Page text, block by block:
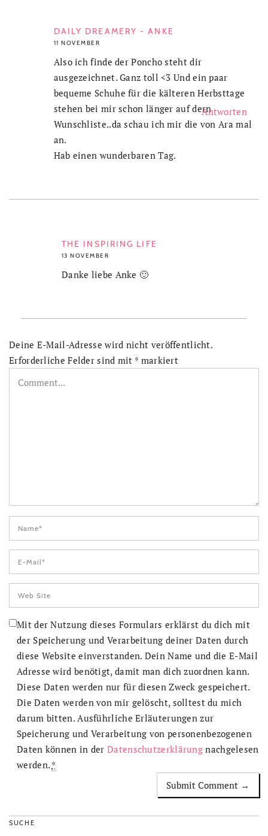
DAILY DREAMERY - ANKE
11 NOVEMBER
Also ich finde der Poncho steht dir
ausgezeichnet. Ganz toll <3 Und ein paar
bequeme Schuhe für die kälteren Herbsttage
stehen bei mir schon länger auf dern
Wunschliste..da schau ich mir die von Ara mal
an.
Hab einen wunderbaren Tag.
THE INSPIRING LIFE
13 NOVEMBER
Antworten
Danke liebe Anke 🙂
Deine E-Mail-Adresse wird nicht veröffentlicht.
Erforderliche Felder sind mit * markiert
Mit der Nutzung dieses Formulars erklärst du dich mit
der Speicherung und Verarbeitung deiner Daten durch
diese Website einverstanden. Dein Name und die E-Mail
Adresse wird benötigt, damit man dich zuordnen kann.
Diese Daten werden nur für diesen Zweck gespeichert.
Die Daten werden von mir gelöscht, solltest du mich
darum bitten. Ausführliche Erläuterungen zur
Speicherung und Verarbeitung von personenbezogenen
Daten können in derDatenschutzerklärung nachgelesen
werden. *
SUCHE